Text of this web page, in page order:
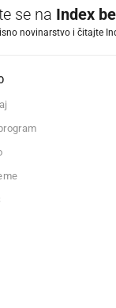
se na Index
novinarstvo i čitajte